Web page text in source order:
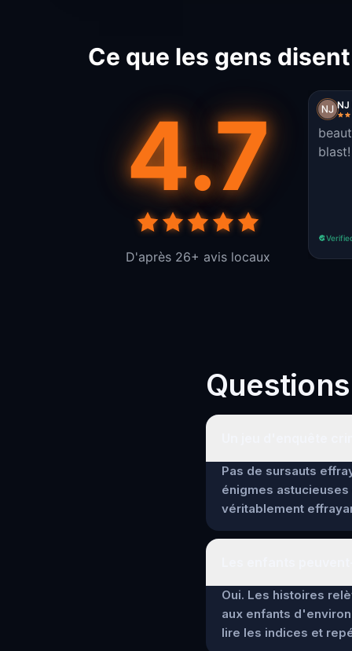
Ce que les gens
4.7
D'après 26+ avis locaux
NJ
blast!
Pas de sursauts
énigmes
véritablement
Oui. Les histoires
aux enfants
lire les indices et